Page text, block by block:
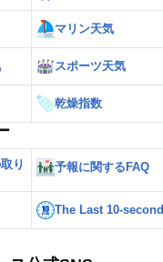
レーダー
マリン天気
スポーツ天気
乾燥指数
り
予報に関するFAQ
The Last 10-second